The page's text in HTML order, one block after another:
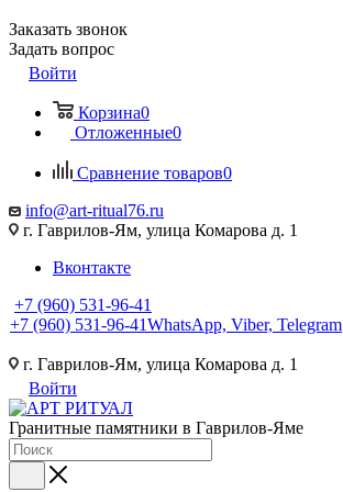
Заказать звонок
Задать вопрос
Войти
Корзина0
Отложенные0
Сравнение товаров0
info@art-ritual76.ru
г. Гаврилов-Ям, улица Комарова д. 1
Вконтакте
+7 (960) 531-96-41
+7 (960) 531-96-41WhatsApp, Viber, Telegram
г. Гаврилов-Ям, улица Комарова д. 1
Войти
Гранитные памятники в Гаврилов-Яме